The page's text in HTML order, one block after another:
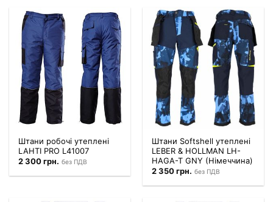
Штани робочі утеплені
LAHTI PRO L41007
2 300грн. без ПДВ
Штани Softshell утеплені
LEBER & HOLLMAN LH-
HAGA-T GNY (Німеччина)
2 350грн. без ПДВ